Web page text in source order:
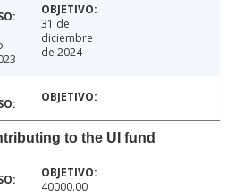
31 de
diciembre
de 2024
to the UI fund
40000.00